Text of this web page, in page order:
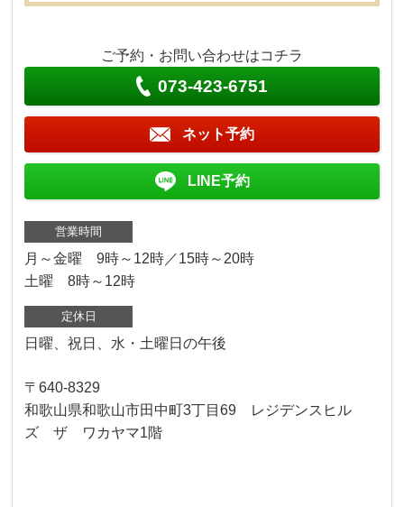
ご予約・お問い合わせはコチラ
073-423-6751
ネット予約
LINE予約
営業時間
月～金曜 9時～12時／15時～20時
土曜 8時～12時
定休日
日曜、祝日、水・土曜日の午後
〒640-8329
和歌山県和歌山市田中町3丁目69 レジデンスヒル
ズ ザ ワカヤマ1階